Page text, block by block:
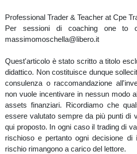
Professional Trader & Teacher at Cpe
Per sessioni di coaching one to
massimomoschella@libero.it
Quest'articolo è stato scritto a titolo
didattico. Non costituisce dunque
consulenza o raccomandazione
non vuole incentivare in nessun modo
assets finanziari. Ricordiamo che
essere valutato sempre da più punti di
qui proposto. In ogni caso il trading di
rischioso e pertanto ogni decisione di
rischio rimangono a carico del lettore.